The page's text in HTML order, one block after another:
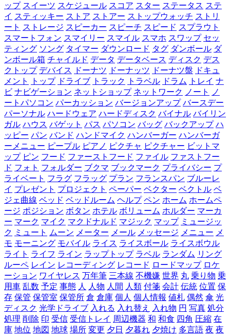
ップ スイーツ スケジュール スコア スター ステータス ステ
イ スティッキー ストア ストアー ストップウォッチ ストリ
ート ストレージ スピーカー スピーチ スピード スプラウト
スマートフォン スマイリー スマイル スマホ スワップ セッ
ティング ソング タイマー ダウンロード タグ ダンボール ダ
ンボール箱 チャイルド データ データベース ディスク デス
クトップ デバイス ドーナツ ドーナッツ ドーナツ盤 ドキュ
メント
トップ ドライブ トラック トラベル ドラム トレイ ナ
ビ ナビゲーション ネットショップ ネットワーク ノート
ノ
ートパソコン パーカッション バージョンアップ バースデー
パーソナル ハードウェア ハードディスク バイナル バイリン
ガル ハウス バゲット パス パソコン バッグ バックアップ ハ
ッピー パン バンド ハンドマイク ハンバーガー ハンバーガ
ーメニュー ピープル ピアノ ピクチャ ピクチャー ビットマ
ップ ピン フード ファーストフード ファイル ファストフー
ド フォト フォルダー ブクマ ブックマーク プライバシー プ
ライベート フラグ フラッグ プラン フランスパン ブルーレ
イ プレゼント プロジェクト ペーパー ベクター ベクトル ベ
ジェ曲線 ベッド ベッドルーム ヘルプ ペン ホーム ホームペ
ージ ポジション ボタン ホテル ボリューム ホルダー マーカ
ー マーク マイク マクドナルド マジック マップ ミュージッ
ク ミュート ムーン メーター メール メッセージ メニュー メ
モ モーニング モバイル ライス ライスボール ライスボウル
ライト ライフ ライン ラップトップ ラベル ランダム リング
ルーペ レイン レコーディング レコード ロードマップ ロケ
ーション ワイヤレス 万年筆 三本線 不機嫌 世界 丸 乗り物 乗
用車 乱数 予定 事態 人 人物 人間 人類 付箋 会計 伝統 位置 保
存 保管 保管室 保管所 倉 倉庫 個人 個人情報 値札 偶然 傘 光
ディスク 光学ドライブ 入れる 入れ替え 入れ物 円 写真 処分
処理 削除 印 受信 受信トレイ 周辺機器 和 和食 四角 圧縮 在
庫 地位 地図 地球 場所 変更 夕日 夕暮れ 夕焼け 多言語 夜 夜